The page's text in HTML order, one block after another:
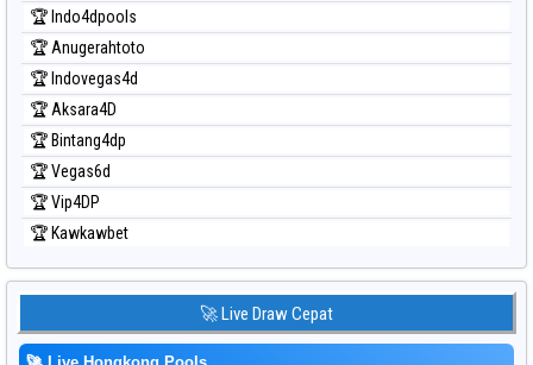
🏆 Indo4dpools
🏆 Anugerahtoto
🏆 Indovegas4d
🏆 Aksara4D
🏆 Bintang4dp
🏆 Vegas6d
🏆 Vip4DP
🏆 Kawkawbet
🚀 Live Draw Cepat